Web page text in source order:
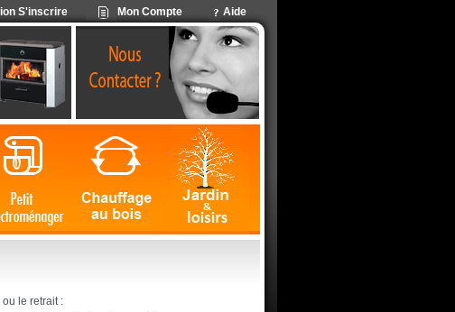
Aide
Mon Compte
S'inscrire
le retrait :